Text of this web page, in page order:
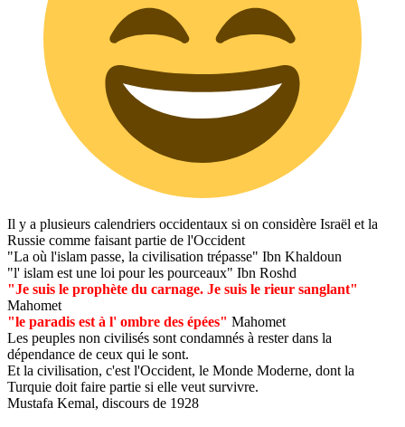
Il y a plusieurs calendriers occidentaux si on considère Israël et la
Russie comme faisant partie de l'Occident
"La où l'islam passe, la civilisation trépasse" Ibn Khaldoun
"l' islam est une loi pour les pourceaux" Ibn Roshd
"Je suis le prophète du carnage. Je suis le rieur sanglant"
Mahomet
"le paradis est à l' ombre des épées" Mahomet
Les peuples non civilisés sont condamnés à rester dans la
dépendance de ceux qui le sont.
Et la civilisation, c'est l'Occident, le Monde Moderne, dont la
Turquie doit faire partie si elle veut survivre.
Mustafa Kemal, discours de 1928